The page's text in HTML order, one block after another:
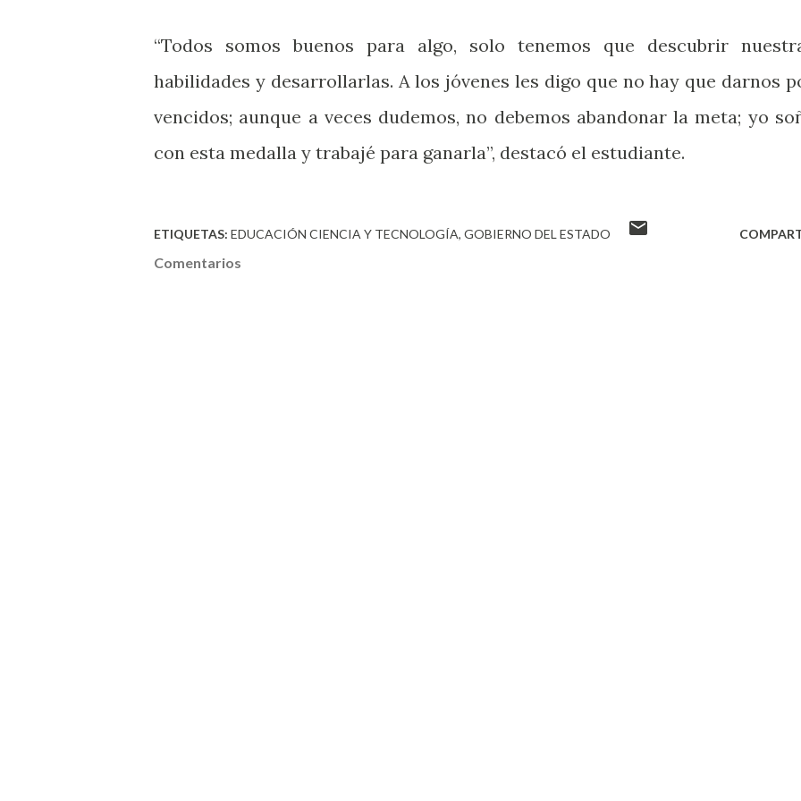
“Todos somos buenos para algo, solo tenemos que descubrir
habilidades y desarrollarlas. A los jóvenes les digo que no hay que darnos
vencidos; aunque a veces dudemos, no debemos abandonar la meta; yo
con esta medalla y trabajé para ganarla”, destacó el estudiante.
ETIQUETAS: EDUCACIÓN CIENCIA Y TECNOLOGÍA GOBIERNO DEL ESTADO
Comentarios